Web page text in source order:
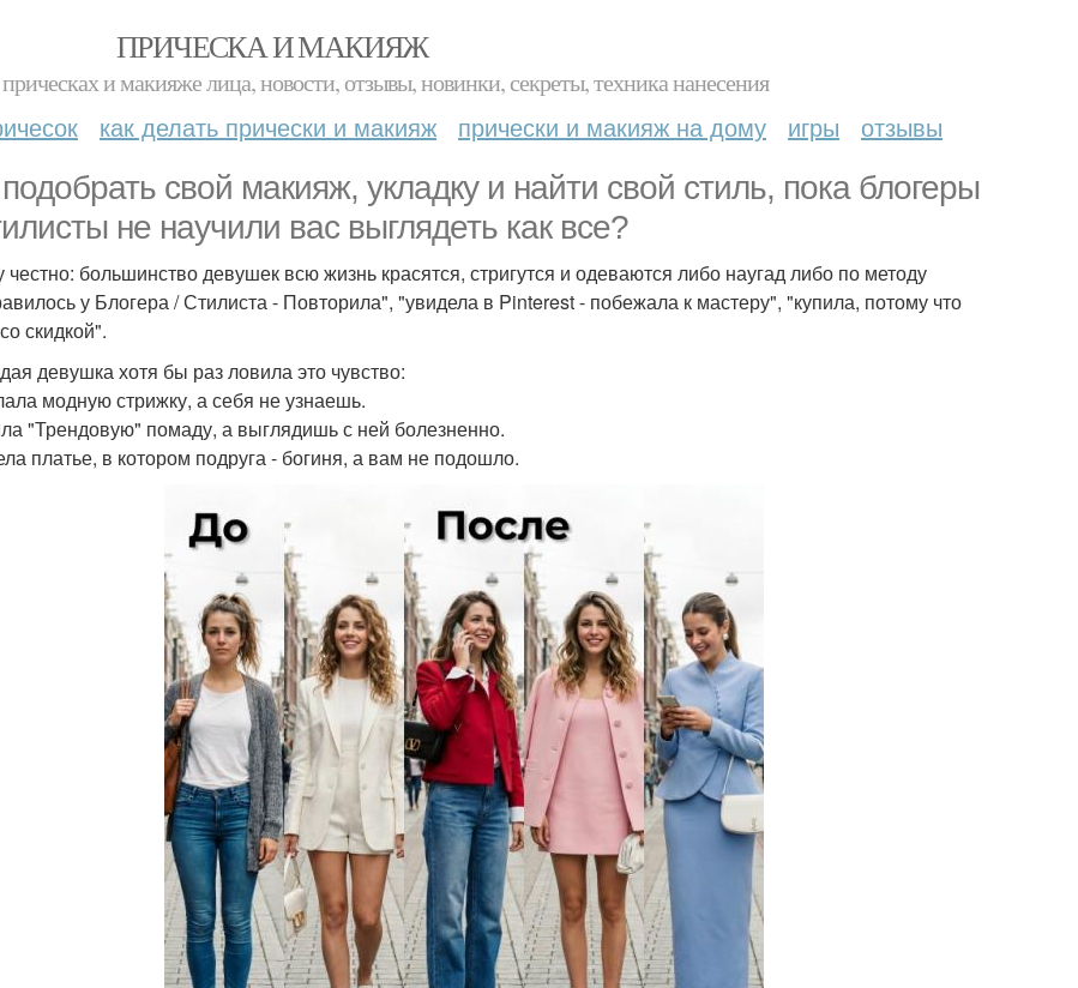
ПРИЧЕСКА И МАКИЯЖ
и макияже лица, новости, отзывы, новинки, секреты, техника нанесения
как делать прически и макияж прически и макияж на дому игры отзывы
свой макияж, укладку и найти свой стиль, пока блогеры
не научили вас выглядеть как все?
большинство девушек всю жизнь красятся, стригутся и одеваются либо наугад либо по методу
у Блогера / Стилиста - Повторила", "увидела в Pinterest - побежала к мастеру", "купила, потому что
скидкой".
девушка хотя бы раз ловила это чувство:
модную стрижку, а себя не узнаешь.
"Трендовую" помаду, а выглядишь с ней болезненно.
платье, в котором подруга - богиня, а вам не подошло.